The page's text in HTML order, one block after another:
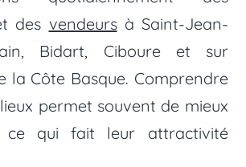
des vendeursà Saint-Jean-
Bidart, Ciboure et sur
la Côte Basque. Comprendre
permet souvent de mieux
ce qui fait leur attractivité